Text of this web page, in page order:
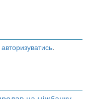
авторизуватись.